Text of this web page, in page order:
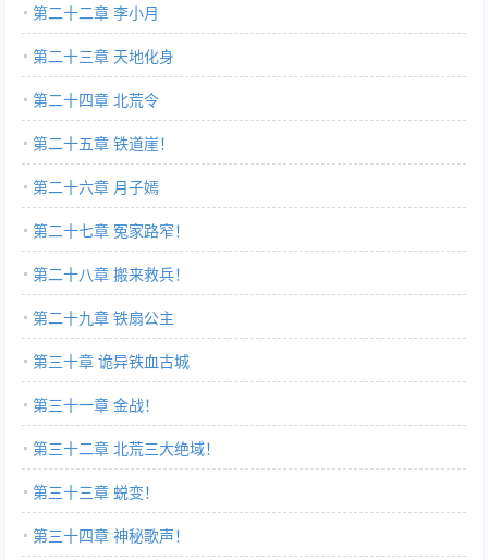
第二十二章 李小月
第二十三章 天地化身
第二十四章 北荒令
第二十五章 铁道崖！
第二十六章 月子嫣
第二十七章 冤家路窄！
第二十八章 搬来救兵！
第二十九章 铁扇公主
第三十章 诡异铁血古城
第三十一章 金战！
第三十二章 北荒三大绝域！
第三十三章 蜕变！
第三十四章 神秘歌声！